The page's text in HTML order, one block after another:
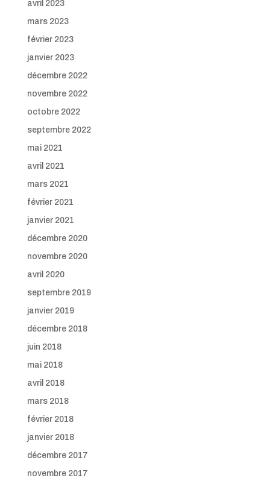
avril 2023
mars 2023
février 2023
janvier 2023
décembre 2022
novembre 2022
octobre 2022
septembre 2022
mai 2021
avril 2021
mars 2021
février 2021
janvier 2021
décembre 2020
novembre 2020
avril 2020
septembre 2019
janvier 2019
décembre 2018
juin 2018
mai 2018
avril 2018
mars 2018
février 2018
janvier 2018
décembre 2017
novembre 2017